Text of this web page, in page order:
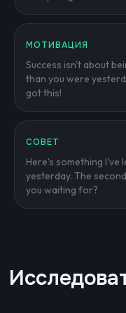
МОТИВАЦИЯ
Success isn't about
than you were
got this!
СОВЕТ
Here's something I've
yesterday. The
you waiting for?